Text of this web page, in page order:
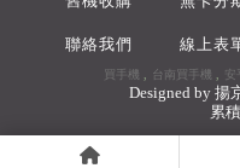
聯絡我們 線上表
買手機 台南買手機 安
Designed by 揚
累